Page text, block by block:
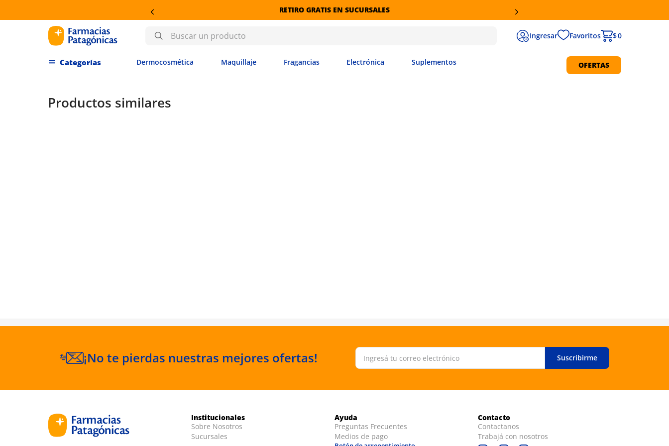
RETIRO GRATIS EN SUCURSALES
Buscar un producto Favoritos $ 0
Dermocosmética Maquillaje Fragancias Electrónica Suplementos OFERTAS
Productos similares
¡No te pierdas nuestras mejores ofertas! Suscribirme
Institucionales
Sobre Nosotros
Sucursales
Ayuda
Preguntas Frecuentes
Medios de pago
Contacto
Contactanos
Trabajá con nosotros